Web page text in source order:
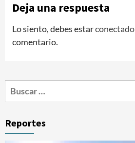
Deja una respuesta
Lo siento, debes estarconectado
comentario.
Buscar:
Reportes